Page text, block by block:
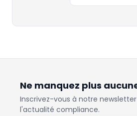
Ne manquez plus
Inscrivez-vous à notre
l'actualité compliance.